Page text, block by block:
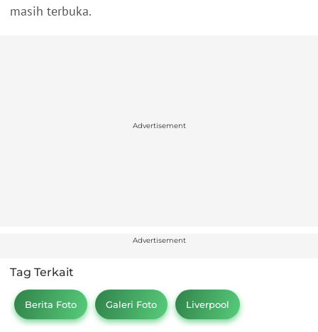
masih terbuka.
Advertisement
Advertisement
Tag Terkait
Berita Foto Galeri Foto Liverpool